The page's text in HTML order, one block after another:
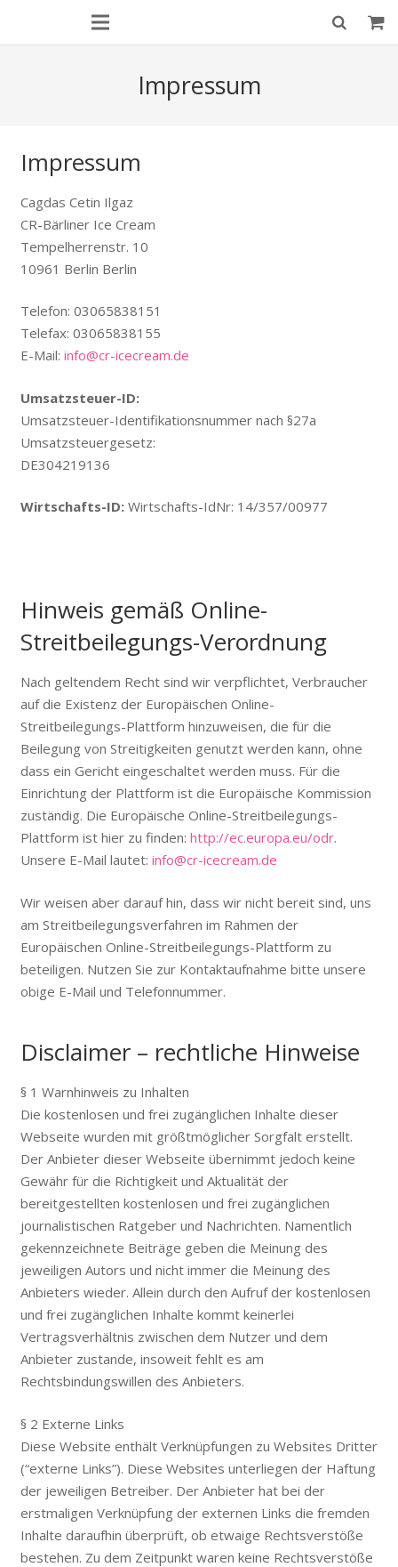
Impressum
Impressum
Cagdas Cetin Ilgaz
CR-Bärliner Ice Cream
Tempelherrenstr. 10
10961 Berlin Berlin
Telefon: 03065838151
Telefax: 03065838155
E-Mail: info@cr-icecream.de
Umsatzsteuer-ID:
Umsatzsteuer-Identifikationsnummer nach §27a
Umsatzsteuergesetz:
DE304219136
Wirtschafts-ID: Wirtschafts-IdNr: 14/357/00977
Hinweis gemäß Online-
Streitbeilegungs-Verordnung
Nach geltendem Recht sind wir verpflichtet, Verbraucher
auf die Existenz der Europäischen Online-
Streitbeilegungs-Plattform hinzuweisen, die für die
Beilegung von Streitigkeiten genutzt werden kann, ohne
dass ein Gericht eingeschaltet werden muss. Für die
Einrichtung der Plattform ist die Europäische Kommission
zuständig. Die Europäische Online-Streitbeilegungs-
Plattform ist hier zu finden: http://ec.europa.eu/odr.
Unsere E-Mail lautet: info@cr-icecream.de
Wir weisen aber darauf hin, dass wir nicht bereit sind, uns
am Streitbeilegungsverfahren im Rahmen der
Europäischen Online-Streitbeilegungs-Plattform zu
beteiligen. Nutzen Sie zur Kontaktaufnahme bitte unsere
obige E-Mail und Telefonnummer.
Disclaimer – rechtliche Hinweise
§ 1 Warnhinweis zu Inhalten
Die kostenlosen und frei zugänglichen Inhalte dieser
Webseite wurden mit größtmöglicher Sorgfalt erstellt.
Der Anbieter dieser Webseite übernimmt jedoch keine
Gewähr für die Richtigkeit und Aktualität der
bereitgestellten kostenlosen und frei zugänglichen
journalistischen Ratgeber und Nachrichten. Namentlich
gekennzeichnete Beiträge geben die Meinung des
jeweiligen Autors und nicht immer die Meinung des
Anbieters wieder. Allein durch den Aufruf der kostenlosen
und frei zugänglichen Inhalte kommt keinerlei
Vertragsverhältnis zwischen dem Nutzer und dem
Anbieter zustande, insoweit fehlt es am
Rechtsbindungswillen des Anbieters.
§ 2 Externe Links
Diese Website enthält Verknüpfungen zu Websites Dritter
(“externe Links”). Diese Websites unterliegen der Haftung
der jeweiligen Betreiber. Der Anbieter hat bei der
erstmaligen Verknüpfung der externen Links die fremden
Inhalte daraufhin überprüft, ob etwaige Rechtsverstöße
bestehen. Zu dem Zeitpunkt waren keine Rechtsverstöße